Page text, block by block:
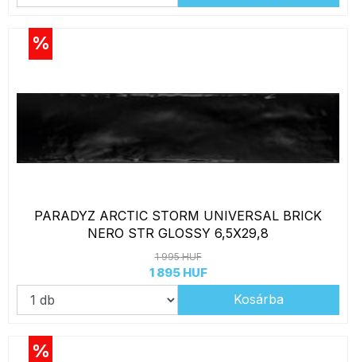
%
PARADYZ ARCTIC STORM UNIVERSAL BRICK
NERO STR GLOSSY 6,5X29,8
1 995 HUF
1 895 HUF
Kosárba
%